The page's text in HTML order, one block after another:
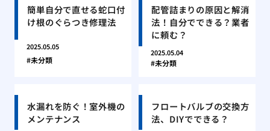
簡単自分で直せる蛇口付
け根のぐらつき修理法
2025.05.05
未分類
配管詰まりの原因と解消
法！自分でできる？業者
に頼む？
2025.05.04
未分類
水漏れを防ぐ！室外機の
メンテナンス
フロートバルブの交換方
法、DIYでできる？